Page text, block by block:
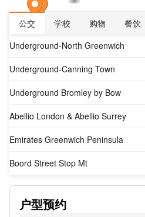
公交 学校 购物
餐饮
Underground-North Greenwich
Underground-Canning Town
Underground Bromley by Bow
Abellio London & Abellio Surrey
Emirates Greenwich Peninsula
Boord Street Stop Mt
Dreadnought Street Stop Ma
Morden Wharf Road Stop MV
户型预约